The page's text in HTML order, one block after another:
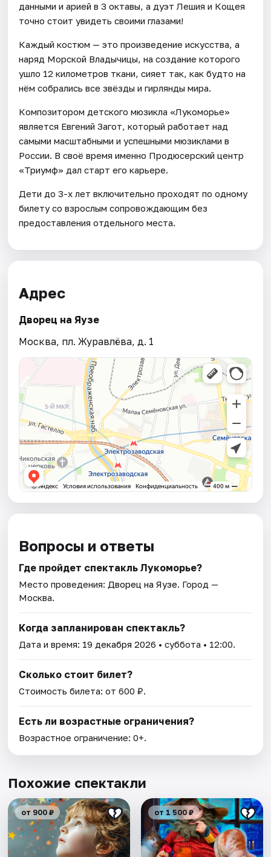
данными и арией в 3 октавы, а дуэт Лешия и Кощея
точно стоит увидеть своими глазами!
Каждый костюм — это произведение искусства, а
наряд Морской Владычицы, на создание которого
ушло 12 километров ткани, сияет так, как будто на
нём собрались все звёзды и гирлянды мира.
Композитором детского мюзикла «Лукоморье»
является Евгений Загот, который работает над
самыми масштабными и успешными мюзиклами в
России. В своё время именно Продюсерский центр
«Триумф» дал старт его карьере.
Дети до 3-х лет включительно проходят по одному
билету со взрослым сопровождающим без
предоставления отдельного места.
Адрес
Дворец на Яузе
Москва, пл. Журавлёва, д. 1
Вопросы и ответы
Где пройдет спектакль Лукоморье?
Место проведения: Дворец на Яузе. Город —
Москва.
Когда запланирован спектакль?
Дата и время: 19 декабря 2026 • суббота • 12:00.
Сколько стоит билет?
Стоимость билета: от 600 ₽.
Есть ли возрастные ограничения?
Возрастное ограничение: 0+.
Похожие спектакли
от 900 ₽ от 1 500 ₽